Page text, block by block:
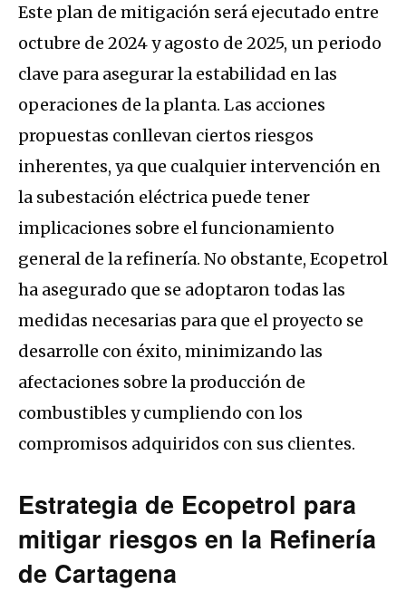
Este plan de mitigación será ejecutado entre
octubre de 2024 y agosto de 2025, un periodo
clave para asegurar la estabilidad en las
operaciones de la planta. Las acciones
propuestas conllevan ciertos riesgos
inherentes, ya que cualquier intervención en
la subestación eléctrica puede tener
implicaciones sobre el funcionamiento
general de la refinería. No obstante, Ecopetrol
ha asegurado que se adoptaron todas las
medidas necesarias para que el proyecto se
desarrolle con éxito, minimizando las
afectaciones sobre la producción de
combustibles y cumpliendo con los
compromisos adquiridos con sus clientes.
Estrategia de Ecopetrol para
mitigar riesgos en la Refinería
de Cartagena